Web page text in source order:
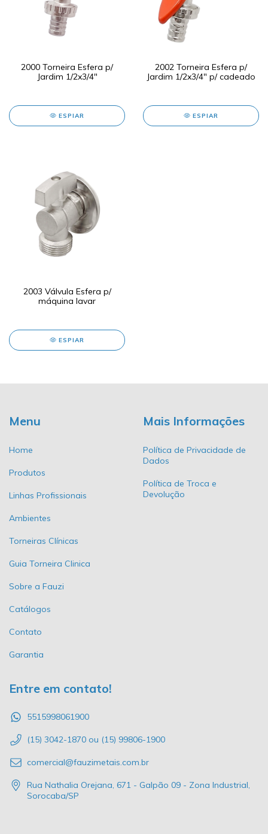
2000 Torneira Esfera p/
Jardim 1/2x3/4"
ESPIAR
2002 Torneira Esfera p/
Jardim 1/2x3/4" p/ cadeado
ESPIAR
2003 Válvula Esfera p/
máquina lavar
ESPIAR
Menu
Home
Produtos
Linhas Profissionais
Ambientes
Torneiras Clínicas
Guia Torneira Clinica
Sobre a Fauzi
Catálogos
Contato
Garantia
Mais Informações
Política de Privacidade de
Dados
Política de Troca e
Devolução
Entre em contato!
5515998061900
(15) 3042-1870 ou (15) 99806-1900
comercial@fauzimetais.com.br
Rua Nathalia Orejana, 671 - Galpão 09 - Zona Industrial,
Sorocaba/SP